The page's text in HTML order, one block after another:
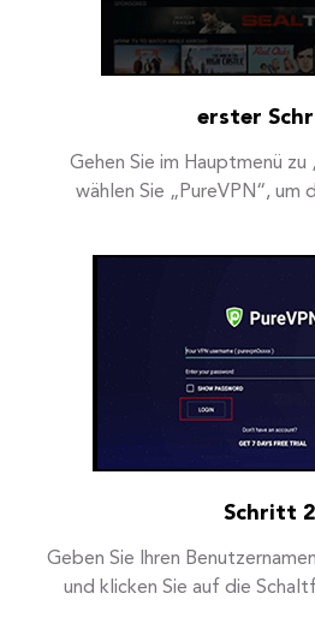
erster
Gehen Sie im Hauptmenü zu
wählen Sie „PureVPN“, um
Schritt 2
Geben Sie Ihren
und klicken Sie auf die